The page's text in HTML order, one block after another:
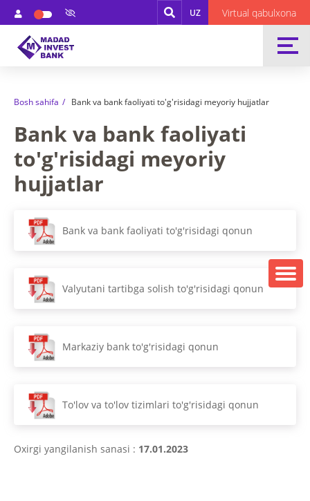
UZ Virtual qabulxona
Bosh sahifa Bank va bank faoliyati to'g'risidagi meyoriy hujjatlar
Bank va bank faoliyati
to'g'risidagi meyoriy
hujjatlar
Bank va bank faoliyati to'g'risidagi qonun
Valyutani tartibga solish to'g'risidagi qonun
Markaziy bank to'g'risidagi qonun
To'lov va to'lov tizimlari to'g'risidagi qonun
Oxirgi yangilanish sanasi : 17.01.2023